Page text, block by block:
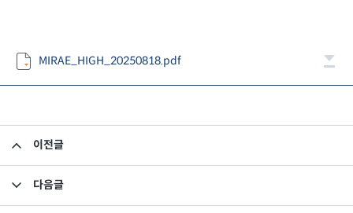
MIRAE_HIGH_20250818.pdf
이전글
다음글